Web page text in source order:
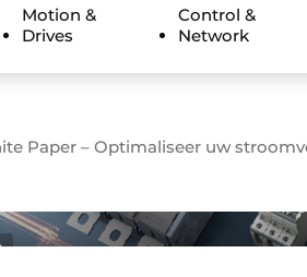
contact
aanmelden
gelezen
Motion &
Drives
Control &
Network
Paper – Optimaliseer uw